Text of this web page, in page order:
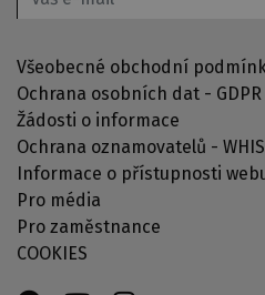
Všeobecné obchodní
Ochrana osobních dat - GDPR
Žádosti o informace
Ochrana oznamovatelů -
Informace o přístupnosti
Pro média
Pro zaměstnance
COOKIES